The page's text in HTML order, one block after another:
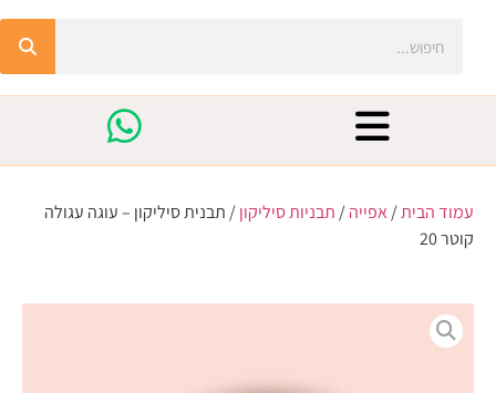
עמוד הבית/ אפייה/ תבניות סיליקון/ תבנית סיליקון – עוגה עגולה
קוטר 20